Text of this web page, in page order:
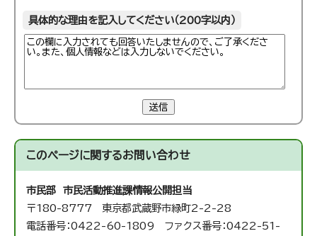
具体的な理由を記入してください（200字以内）
送信
このページに関するお問い合わせ
市民部 市民活動推進課情報公開担当
〒180-8777 東京都武蔵野市緑町2-2-28
電話番号：0422-60-1809 ファクス番号：0422-51-